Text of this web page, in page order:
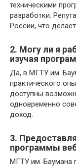
техническими
разработки.
России, что
2. Могу ли я
изучая
Да, в МГТУ им.
практического
доступны
одновременно
доход.
3.
программы
МГТУ им. Баумана